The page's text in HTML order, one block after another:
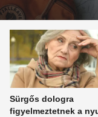
Sürgős dologra
figyelmeztetnek a